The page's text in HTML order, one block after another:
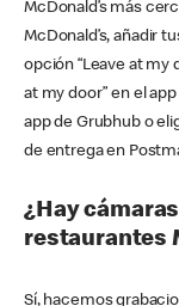
McDonald’s más
McDonald’s, añadir
opción “Leave at my
at my door” en el
app de Grubhub o
de entrega en
¿Hay
restaurantes
Sí, hacemos